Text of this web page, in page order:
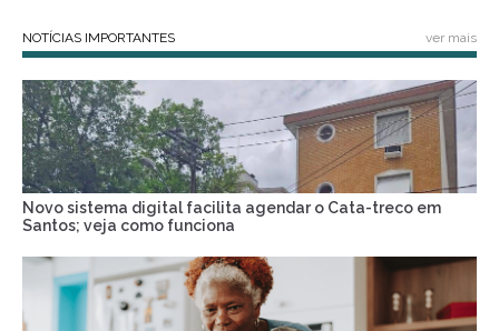
NOTÍCIAS IMPORTANTES ver mais
Novo sistema digital facilita agendar o Cata-treco em
Santos; veja como funciona